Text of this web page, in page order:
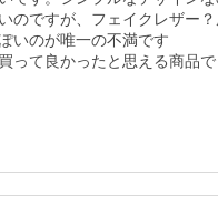
のですが、フェイクレザー
いのが唯一の不満です
って良かったと思える商品で